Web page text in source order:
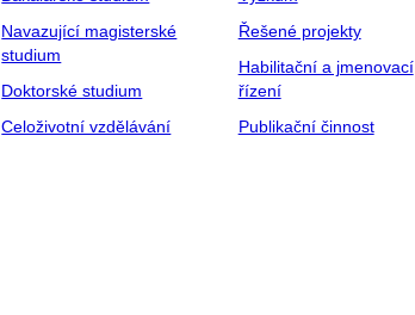
Navazující magisterské
studium
Doktorské studium
Celoživotní vzdělávání
Řešené projekty
Habilitační a jmenovací
řízení
Publikační činnost